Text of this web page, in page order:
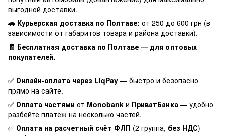
выгодной доставки.
🚗 Курьерская доставка по Полтаве: от 250 до 600 грн (в
зависимости от габаритов товара и района доставки).
🧾 Бесплатная доставка по Полтаве — для оптовых
покупателей.
✅ Онлайн-оплата через LiqPay — быстро и безопасно
прямо на сайте.
✅ Оплата частями от Monobank и ПриватБанка — удобно
разбейте платёж на несколько частей.
✅ Оплата на расчетный счёт ФЛП (2 группа, без НДС) —